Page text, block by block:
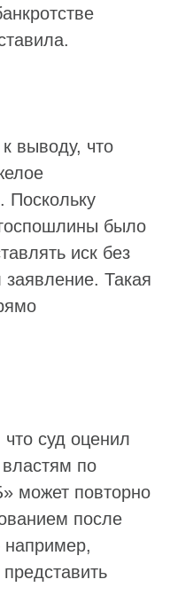
выводу, что
Поскольку
было
иск без
Такая
что суд оценил
по
может повторно
после